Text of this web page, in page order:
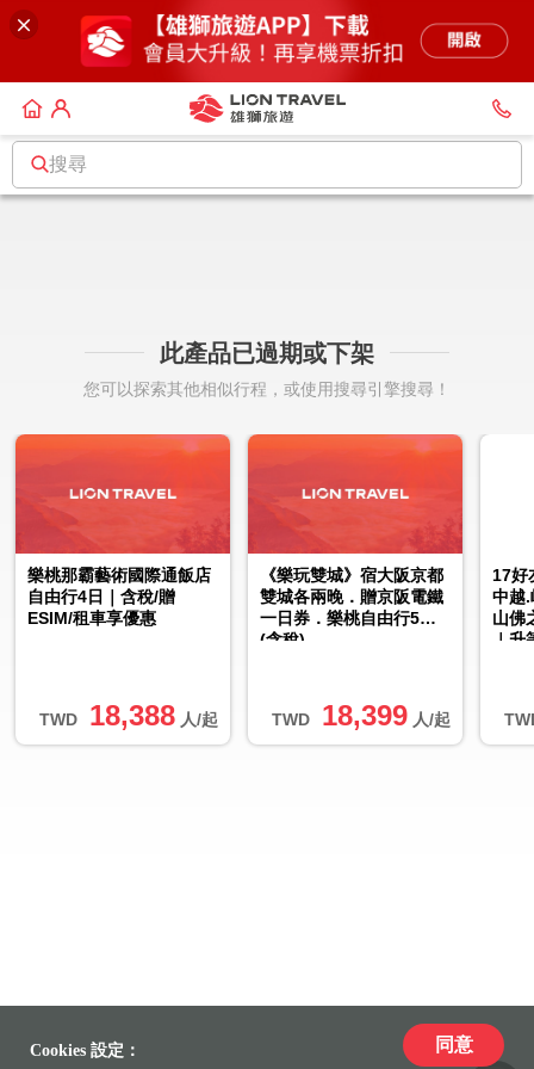
搜尋
此產品已過期或下架
您可以探索其他相似行程，或使用搜尋引擎搜尋！
TWD 18,388 人/起
樂桃那霸藝術國際通飯店
自由行4日｜含稅/贈
ESIM/租車享優惠
TWD 18,399 人/起
《樂玩雙城》宿大阪京都
雙城各兩晚．贈京阪電鐵
一日券．樂桃自由行5日
(含稅)
17好
中越.
山佛
｜
Cookies 設定： 同意